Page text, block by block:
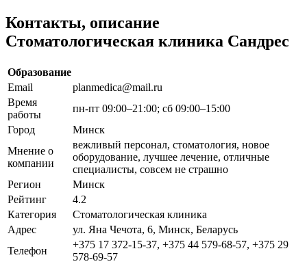
Контакты, описание
Стоматологическая клиника Сандрес
Образование
Email
planmedica@mail.ru
Время
работы
пн-пт 09:00–21:00; сб 09:00–15:00
Город
Минск
Мнение о
компании
вежливый персонал, стоматология, новое
оборудование, лучшее лечение, отличные
специалисты, совсем не страшно
Регион
Минск
Рейтинг
4.2
Категория
Стоматологическая клиника
Адрес
ул. Яна Чечота, 6, Минск, Беларусь
Телефон
+375 17 372-15-37, +375 44 579-68-57, +375 29
578-69-57